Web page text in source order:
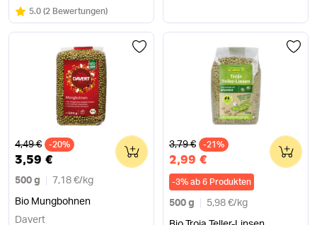
Bewertung:
5.0/5
(2 Bewertungen)
Alter Preis
4,49 € -20%
3,59 €
500 g 7,18 €/ kg
Bio Mungbohnen
0
Davert
Alter Preis
3,79 € -21%
2,99 €
-3% ab 6 Produkten
500 g 5,98 €/ kg
0